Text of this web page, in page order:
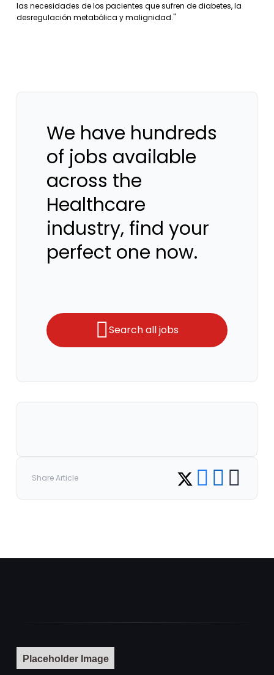
las necesidades de los pacientes que sufren de diabetes, la
desregulación metabólica y malignidad."
We have hundreds
of jobs available
across the
Healthcare
industry, find your
perfect one now.
Search all jobs
Share Article Share on Twitter
Share on Facebook
Share on
Copy link
Placeholder Image